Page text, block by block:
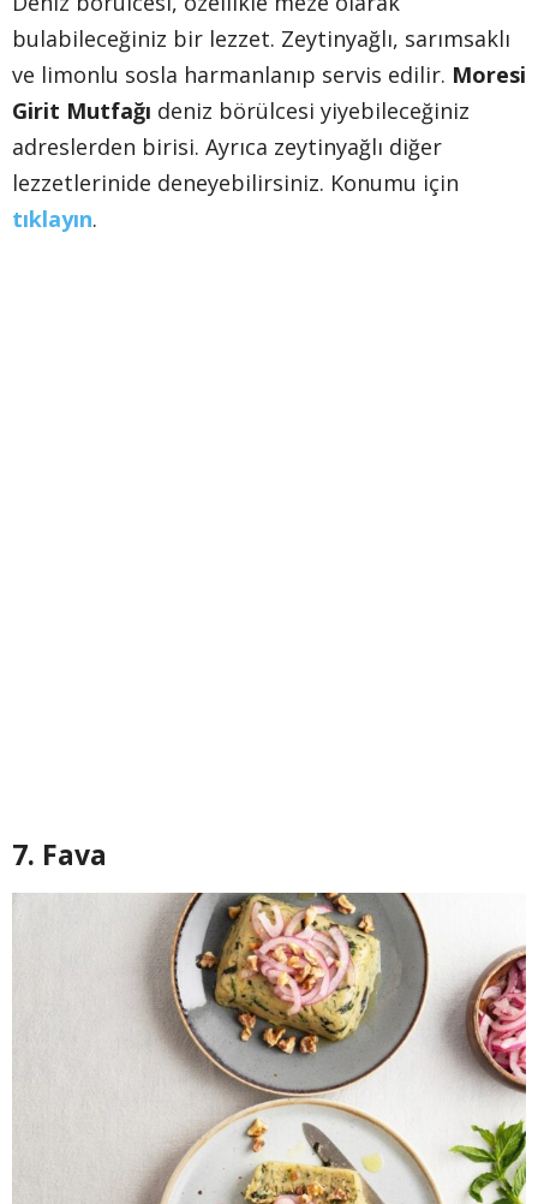
bulabileceğiniz bir lezzet. Zeytinyağlı, sarımsaklı
ve limonlu sosla harmanlanıp servis edilir. Moresi
Girit Mutfağı deniz börülcesi yiyebileceğiniz
adreslerden birisi. Ayrıca zeytinyağlı diğer
lezzetlerinide deneyebilirsiniz. Konumu için
tıklayın.
7. Fava